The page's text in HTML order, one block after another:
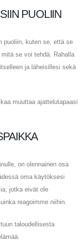
PUOLIIN
puoliin, kuten se, että se
se voi tehdä. Rahalla
ja läheisillesi sekä
muuttaa ajattelutapaasi
on olennainen osa
oma käytöksesi
jotka eivät ole
reagoimme niihin.
taloudellisesta